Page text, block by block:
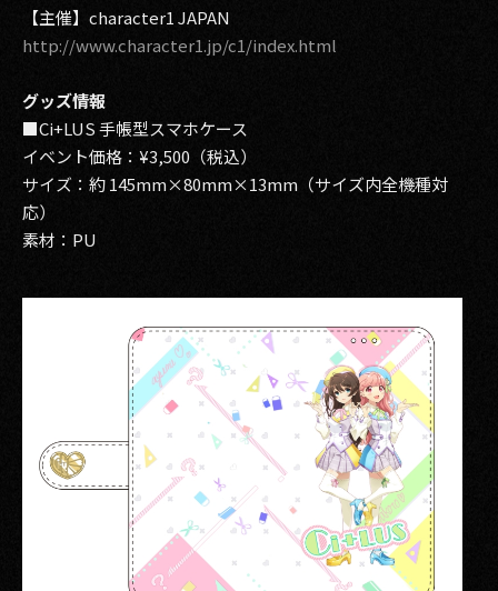
2020
2018
2017
2014
2013
2012
2011
2010
2009
【主催】character1 JAPAN
http://www.character1.jp/c1/index.html
グッズ情報
■Ci+LUS 手帳型スマホケース
イベント価格：¥3,500（税込）
サイズ：約 145mm×80mm×13mm（サイズ内全機種対
応）
素材：PU